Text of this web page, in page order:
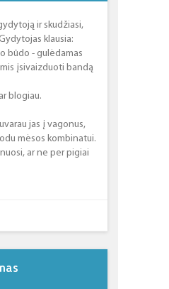
ir skudžiasi,
klausia:
būdo - gulėdamas
įsivaizduoti bandą
blogiau.
jas į vagonus,
mėsos kombinatui.
ar ne per pigiai